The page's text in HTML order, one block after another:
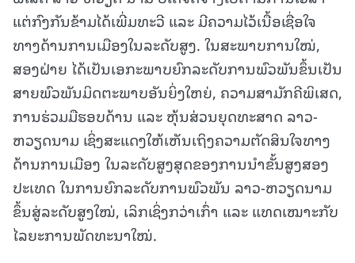
ແຕ່ກົງກັນຂ້າມໄດ້ເພີ່ມທະວີ ແລະ ມີຄວາມໄວ້ເນື້ອເຊື່ອໃຈ
ທາງດ້ານການເມືອງໃນລະດັບສູງ. ໃນສະພາບການໃໝ່,
ສອງຝ່າຍ ໄດ້ເປັນເອກະພາບຍົກລະດັບການພົວພັນຂຶ້ນເປັນ
ສາຍພົວພັນມິດຕະພາບອັນຍິ່ງໃຫຍ່, ຄວາມສາມັກຄີພິເສດ,
ການຮ່ວມມືຮອບດ້ານ ແລະ ຫຸ້ນສ່ວນຍຸດທະສາດ ລາວ-
ຫວຽດນາມ ເຊິ່ງສະແດງໃຫ້ເຫັນເຖິງຄວາມຕັດສິນໃຈທາງ
ດ້ານການເມືອງ ໃນລະດັບສູງສຸດຂອງການນໍາຂັ້ນສູງສອງ
ປະເທດ ໃນການຍົກລະດັບການພົວພັນ ລາວ-ຫວຽດນາມ
ຂຶ້ນສູ່ລະດັບສູງໃໝ່, ເລິກເຊິ່ງກວ່າເກົ່າ ແລະ ແທດເໝາະກັບ
ໄລຍະການພັດທະນາໃໝ່.